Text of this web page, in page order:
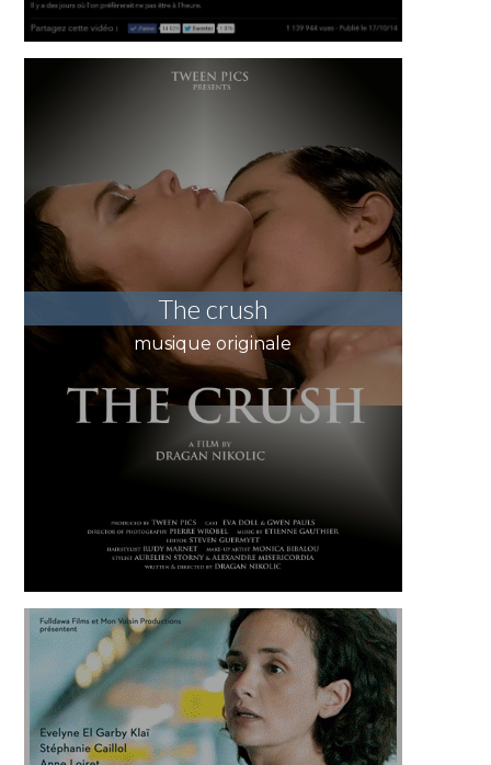
The crush
musique originale